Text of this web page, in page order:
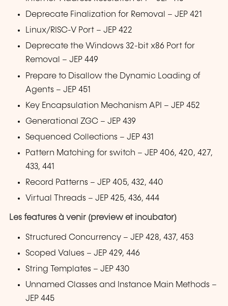
Deprecate Finalization for Removal – JEP 421
Linux/RISC-V Port – JEP 422
Deprecate the Windows 32-bit x86 Port for
Removal – JEP 449
Prepare to Disallow the Dynamic Loading of
Agents – JEP 451
Key Encapsulation Mechanism API – JEP 452
Generational ZGC – JEP 439
Sequenced Collections – JEP 431
Pattern Matching for switch – JEP 406, 420, 427,
433, 441
Record Patterns – JEP 405, 432, 440
Virtual Threads – JEP 425, 436, 444
Les features à venir (preview et incubator)
Structured Concurrency – JEP 428, 437, 453
Scoped Values – JEP 429, 446
String Templates – JEP 430
Unnamed Classes and Instance Main Methods –
JEP 445